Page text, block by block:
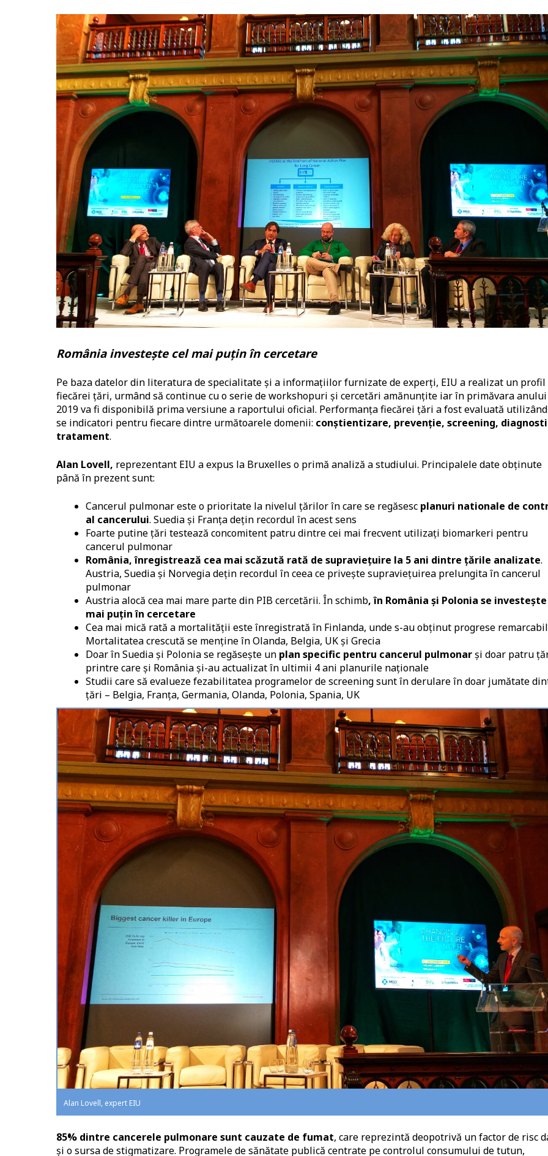
România investește cel mai puțin în cercetare
Pe baza datelor din literatura de specialitate și a informațiilor furnizate de experți, EIU a realizat un profil
fiecărei țări, urmând să continue cu o serie de workshopuri și cercetări amănunțite iar în primăvara anului
2019 va fi disponibilă prima versiune a raportului oficial. Performanța fiecărei țări a fost evaluată
se indicatori pentru fiecare dintre următoarele domenii: conștientizare, prevenție, screening,
tratament.
Alan Lovell, reprezentant EIU a expus la Bruxelles o primă analiză a studiului. Principalele date obținute
până în prezent sunt:
Cancerul pulmonar este o prioritate la nivelul țărilor în care se regăsesc planuri nationale de
al cancerului. Suedia și Franța dețin recordul în acest sens
Foarte putine țări testează concomitent patru dintre cei mai frecvent utilizați biomarkeri pentru
cancerul pulmonar
România, înregistrează cea mai scăzută rată de supraviețuire la 5 ani dintre țările analizate.
Austria, Suedia și Norvegia dețin recordul în ceea ce privește supraviețuirea prelungita în cancerul
pulmonar
Austria alocă cea mai mare parte din PIB cercetării. În schimb, în România și Polonia se
mai puțin în cercetare
Cea mai mică rată a mortalității este înregistrată în Finlanda, unde s-au obținut progrese
Mortalitatea crescută se menține în Olanda, Belgia, UK și Grecia
Doar în Suedia și Polonia se regăsește un plan specific pentru cancerul pulmonarși doar patru
printre care și România și-au actualizat în ultimii 4 ani planurile naționale
Studii care să evalueze fezabilitatea programelor de screening sunt în derulare în doar jumătate
țări – Belgia, Franța, Germania, Olanda, Polonia, Spania, UK
Alan Lovell, expert EIU
85% dintre cancerele pulmonare sunt cauzate de fumat, care reprezintă deopotrivă un factor de risc
și o sursa de stigmatizare. Programele de sănătate publică centrate pe controlul consumului de tutun,